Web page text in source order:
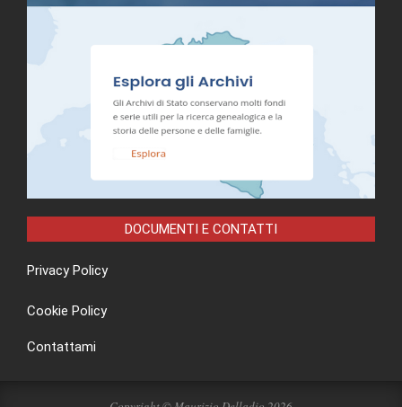
DOCUMENTI E CONTATTI
Privacy Policy
Cookie Policy
Contattami